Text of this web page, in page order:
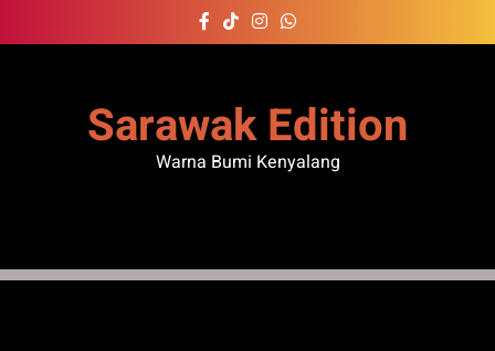
to
Sarawak Edition
Warna Bumi Kenyalang